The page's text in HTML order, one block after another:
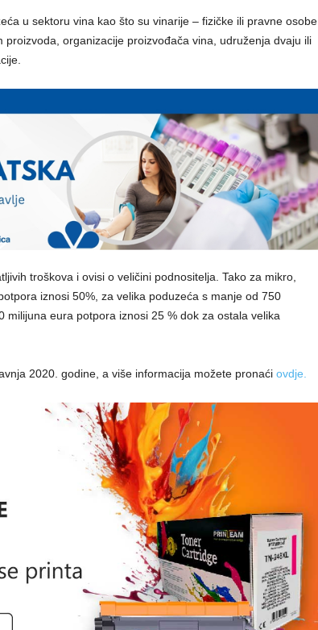
u sektoru vina kao što su vinarije – fizičke ili pravne osobe
organizacije proizvođača vina, udruženja dvaju ili
troškova i ovisi o veličini podnositelja. Tako za mikro,
iznosi 50%, za velika poduzeća s manje od 750
milijuna eura potpora iznosi 25 % dok za ostala velika
2020. godine, a više informacija možete pronaći ovdje.